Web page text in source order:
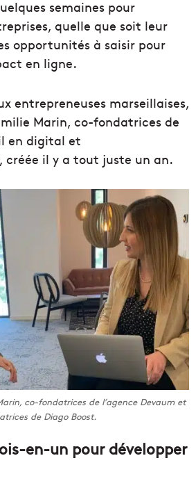
semaines pour
quelle que soit leur
opportunités à saisir pour
en ligne.
entrepreneuses marseillaises,
Marin, co-fondatrices de
en digital et
créée il y a tout juste un an.
co-fondatrices de l’agence Devaum et
de Diago Boost.
en-un pour développer